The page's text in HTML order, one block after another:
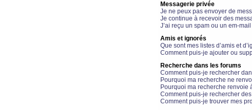
Messagerie privée
Je ne peux pas envoyer de
Je continue à recevoir des
J’ai reçu un spam ou un em-
Amis et ignorés
Que sont mes listes d’amis et
Comment puis-je ajouter ou
Recherche dans les forums
Comment puis-je rechercher
Pourquoi ma recherche ne
Pourquoi ma recherche renvoie
Comment puis-je rechercher
Comment puis-je trouver mes